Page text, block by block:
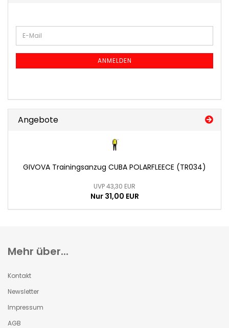
ZUR
NEWSLETTER-
ANMELDUNG
E-
Mail
ANMELDEN
Angebote
GIVOVA Trainingsanzug CUBA POLARFLEECE (TR034)
UVP 43,30 EUR
Nur 31,00 EUR
Mehr über...
Kontakt
Newsletter
Impressum
AGB